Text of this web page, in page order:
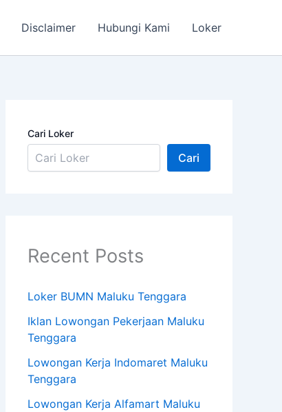
Disclaimer Hubungi Kami Loker
Cari Loker
Cari
Recent Posts
Loker BUMN Maluku Tenggara
Iklan Lowongan Pekerjaan Maluku
Tenggara
Lowongan Kerja Indomaret Maluku
Tenggara
Lowongan Kerja Alfamart Maluku